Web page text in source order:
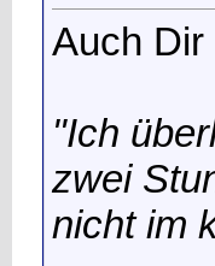
Auch Dir
"Ich
zwei
nicht im